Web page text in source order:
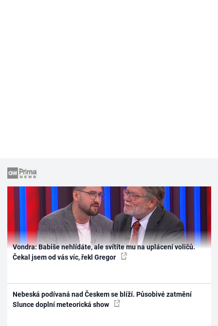
Vondra: Babiše nehlídáte, ale svítíte mu na uplácení voličů.
Čekal jsem od vás víc, řekl Gregor
Nebeská podívaná nad Českem se blíží. Působivé zatmění
Slunce doplní meteorická show